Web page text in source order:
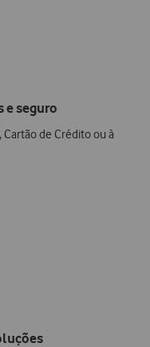
e seguro
Cartão de Crédito ou à